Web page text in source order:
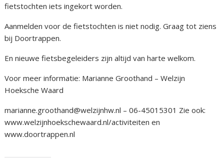
fietstochten iets ingekort worden.
Aanmelden voor de fietstochten is niet nodig. Graag tot ziens
bij Doortrappen.
En nieuwe fietsbegeleiders zijn altijd van harte welkom.
Voor meer informatie: Marianne Groothand – Welzijn
Hoeksche Waard
marianne.groothand@welzijnhw.nl – 06-45015301 Zie ook:
www.welzijnhoekschewaard.nl/activiteiten en
www.doortrappen.nl